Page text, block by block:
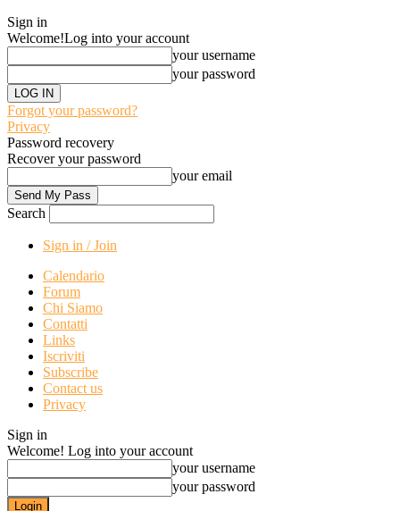
Sign in
Welcome!Log into your account
your username
your password
Forgot your password?
Privacy
Password recovery
Recover your password
your email
Search
Sign in / Join
Calendario
Forum
Chi Siamo
Contatti
Links
Iscriviti
Subscribe
Contact us
Privacy
Sign in
Welcome! Log into your account
your username
your password